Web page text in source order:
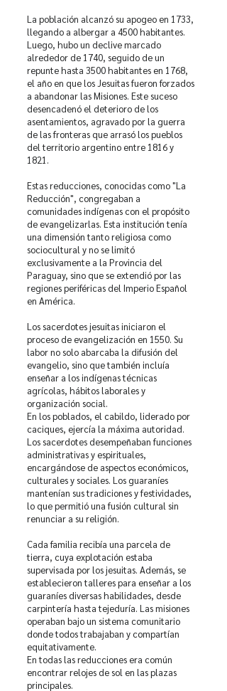
La población alcanzó su apogeo en 1733,
llegando a albergar a 4500 habitantes.
Luego, hubo un declive marcado
alrededor de 1740, seguido de un
repunte hasta 3500 habitantes en 1768,
el año en que los Jesuitas fueron forzados
a abandonar las Misiones. Este suceso
desencadenó el deterioro de los
asentamientos, agravado por la guerra
de las fronteras que arrasó los pueblos
del territorio argentino entre 1816 y
1821.
Estas reducciones, conocidas como "La
Reducción", congregaban a
comunidades indígenas con el propósito
de evangelizarlas. Esta institución tenía
una dimensión tanto religiosa como
sociocultural y no se limitó
exclusivamente a la Provincia del
Paraguay, sino que se extendió por las
regiones periféricas del Imperio Español
en América.
Los sacerdotes jesuitas iniciaron el
proceso de evangelización en 1550. Su
labor no solo abarcaba la difusión del
evangelio, sino que también incluía
enseñar a los indígenas técnicas
agrícolas, hábitos laborales y
organización social.
En los poblados, el cabildo, liderado por
caciques, ejercía la máxima autoridad.
Los sacerdotes desempeñaban funciones
administrativas y espirituales,
encargándose de aspectos económicos,
culturales y sociales. Los guaraníes
mantenían sus tradiciones y festividades,
lo que permitió una fusión cultural sin
renunciar a su religión.
Cada familia recibía una parcela de
tierra, cuya explotación estaba
supervisada por los jesuitas. Además, se
establecieron talleres para enseñar a los
guaraníes diversas habilidades, desde
carpintería hasta tejeduría. Las misiones
operaban bajo un sistema comunitario
donde todos trabajaban y compartían
equitativamente.
En todas las reducciones era común
encontrar relojes de sol en las plazas
principales.